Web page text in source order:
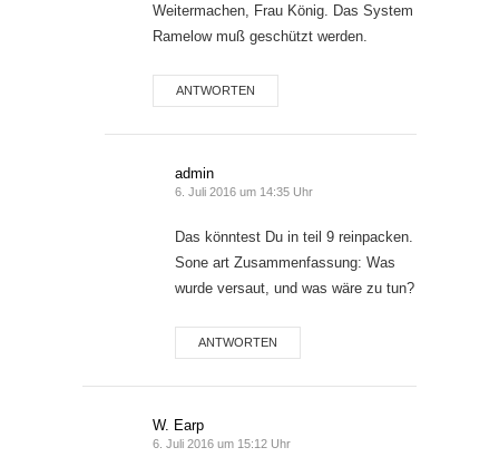
Weitermachen, Frau König. Das System
Ramelow muß geschützt werden.
ANTWORTEN
admin
6. Juli 2016 um 14:35 Uhr
Das könntest Du in teil 9 reinpacken.
Sone art Zusammenfassung: Was
wurde versaut, und was wäre zu tun?
ANTWORTEN
W. Earp
6. Juli 2016 um 15:12 Uhr